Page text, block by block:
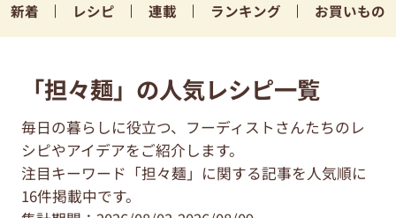
新着 レシピ 連載 ランキング お買いもの
「担々麺」の人気レシピ一覧
毎日の暮らしに役立つ、フーディストさんたちのレ
シピやアイデアをご紹介します。
注目キーワード「担々麺」に関する記事を人気順に
16件掲載中です。